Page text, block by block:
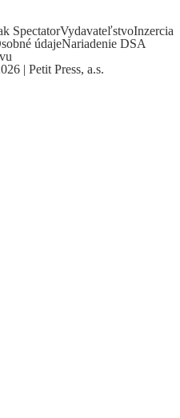
SpectatorVydavateľstvoInzercia
údajeNariadenie DSA
| Petit Press, a.s.